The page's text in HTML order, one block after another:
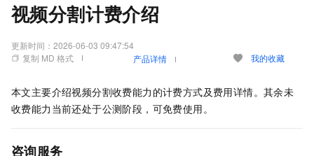
视频分割计费介绍
更新时间： 2026-06-03 09:47:54
复制 MD 格式
产品详情 我的收藏
本文主要介绍视频分割收费能力的计费方式及费用详情。其余未
收费能力当前还处于公测阶段，可免费使用。
咨询服务